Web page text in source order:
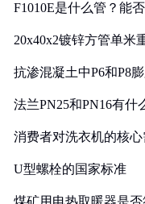
F1010E是什么管？能
20x40x2镀锌方管单米
抗渗混凝土中P6和P8
法兰PN25和PN16有什
消费者对洗衣机的核
U型螺栓的国家标准
煤矿用电热取暖器是